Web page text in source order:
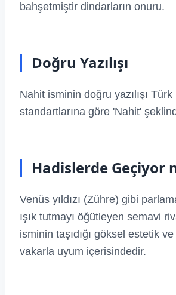
bahşetmiştir dindarların onuru.
Doğru Yazılışı
Nahit isminin doğru yazılışı
standartlarına göre 'Nahit'
Hadislerde Geçiyor
Venüs yıldızı (Zühre) gibi
ışık tutmayı öğütleyen semavi
isminin taşıdığı göksel estetik
vakarla uyum içerisindedir.